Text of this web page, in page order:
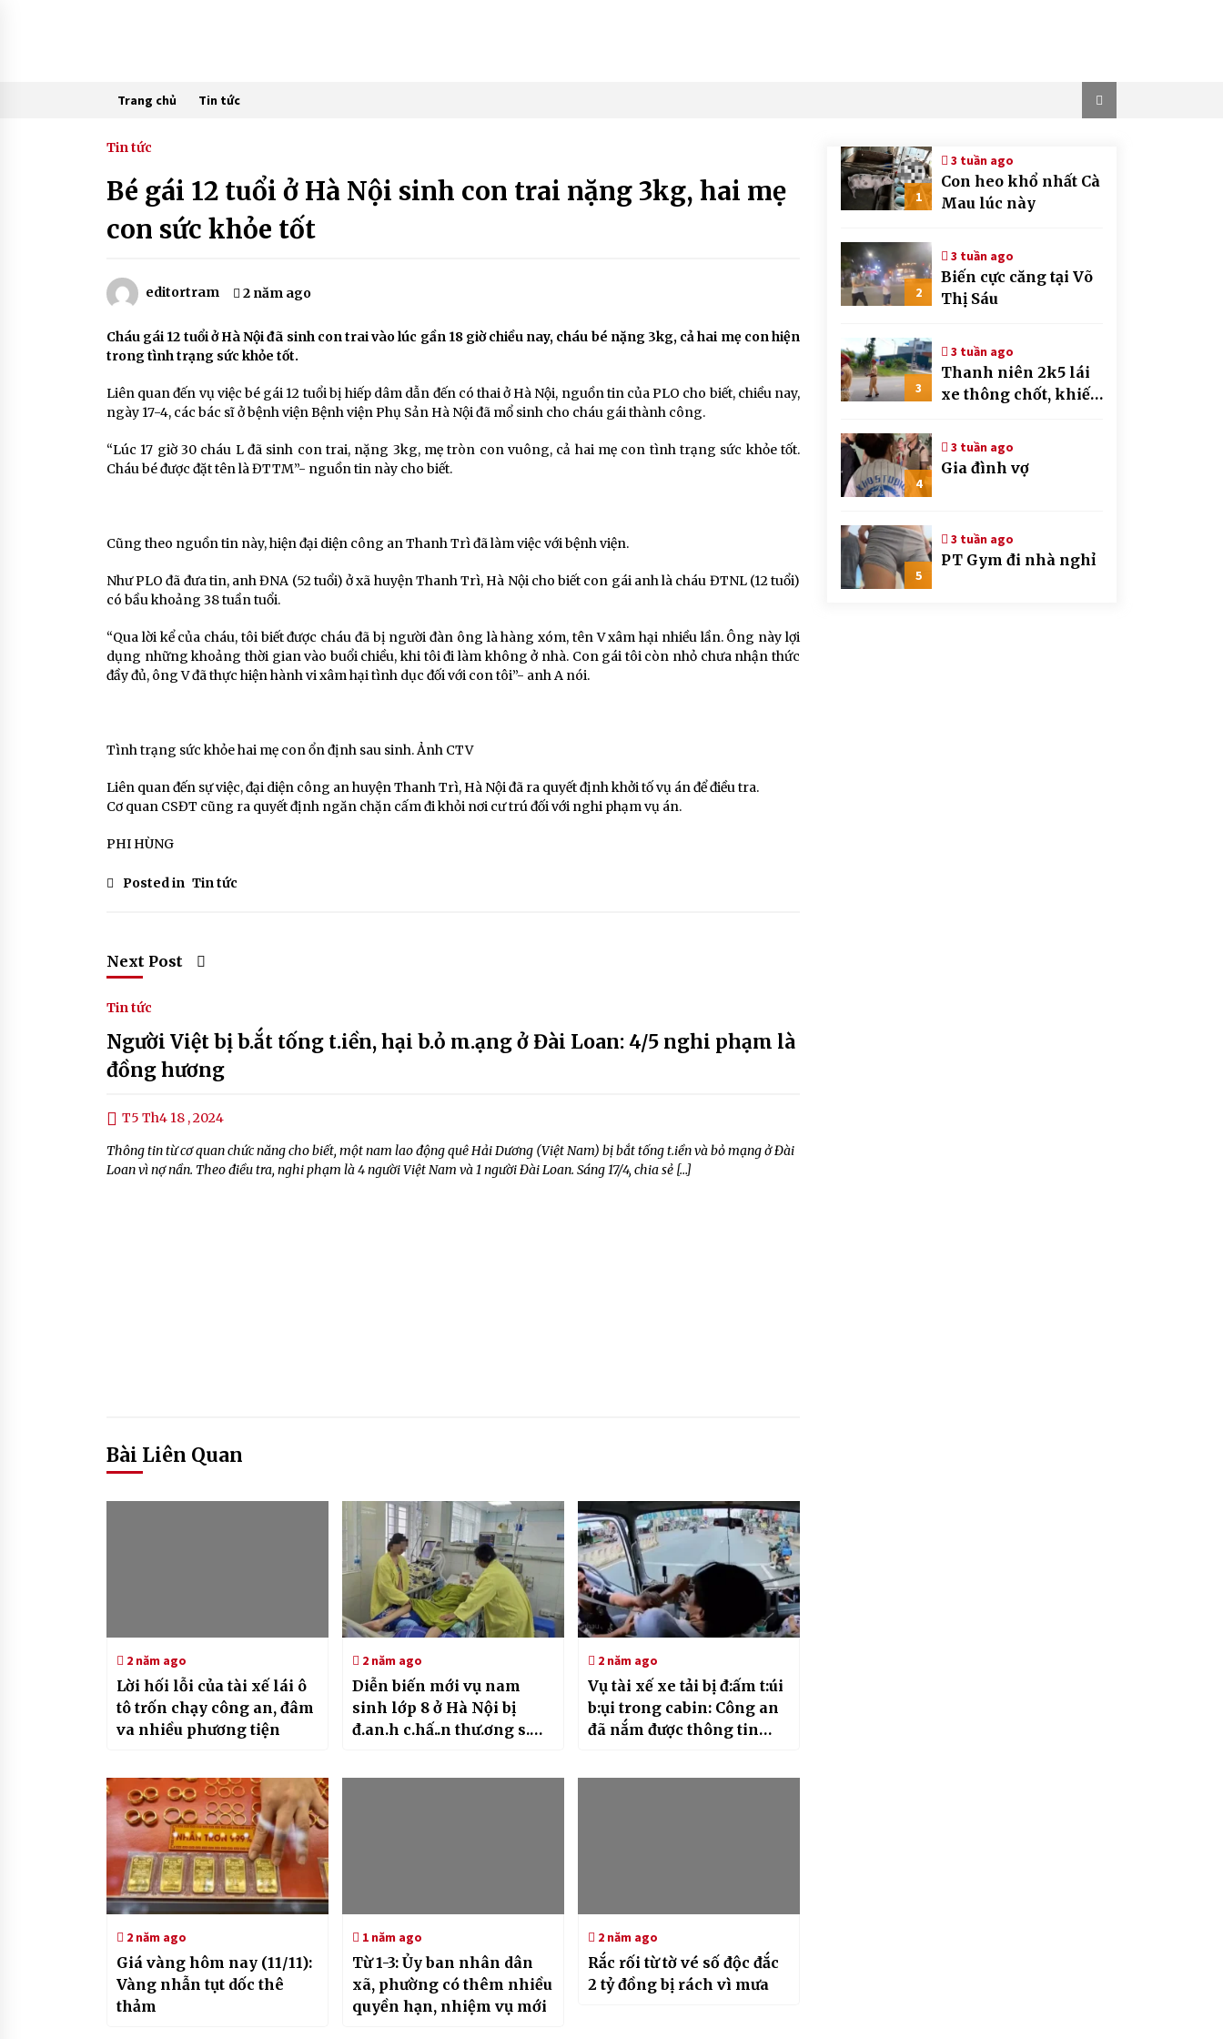
Trang chủ Tin tức
Tin tức
Bé gái 12 tuổi ở Hà Nội sinh con trai nặng 3kg, hai mẹ
con sức khỏe tốt
editortram 2 năm ago
Cháu gái 12 tuổi ở Hà Nội đã sinh con trai vào lúc gần 18 giờ chiều nay, cháu bé nặng 3kg, cả hai mẹ con hiện
trong tình trạng sức khỏe tốt.
Liên quan đến vụ việc bé gái 12 tuổi bị hiếp dâm dẫn đến có thai ở Hà Nội, nguồn tin của PLO cho biết, chiều nay,
ngày 17-4, các bác sĩ ở bệnh viện Bệnh viện Phụ Sản Hà Nội đã mổ sinh cho cháu gái thành công.
“Lúc 17 giờ 30 cháu L đã sinh con trai, nặng 3kg, mẹ tròn con vuông, cả hai mẹ con tình trạng sức khỏe tốt.
Cháu bé được đặt tên là ĐTTM”- nguồn tin này cho biết.
Cũng theo nguồn tin này, hiện đại diện công an Thanh Trì đã làm việc với bệnh viện.
Như PLO đã đưa tin, anh ĐNA (52 tuổi) ở xã huyện Thanh Trì, Hà Nội cho biết con gái anh là cháu ĐTNL (12 tuổi)
có bầu khoảng 38 tuần tuổi.
“Qua lời kể của cháu, tôi biết được cháu đã bị người đàn ông là hàng xóm, tên V xâm hại nhiều lần. Ông này lợi
dụng những khoảng thời gian vào buổi chiều, khi tôi đi làm không ở nhà. Con gái tôi còn nhỏ chưa nhận thức
đầy đủ, ông V đã thực hiện hành vi xâm hại tình dục đối với con tôi”- anh A nói.
Tình trạng sức khỏe hai mẹ con ổn định sau sinh. Ảnh CTV
Liên quan đến sự việc, đại diện công an huyện Thanh Trì, Hà Nội đã ra quyết định khởi tố vụ án để điều tra.
Cơ quan CSĐT cũng ra quyết định ngăn chặn cấm đi khỏi nơi cư trú đối với nghi phạm vụ án.
PHI HÙNG
Posted in Tin tức
Next Post
Tin tức
Người Việt bị b.ắt tống t.iền, hại b.ỏ m.ạng ở Đài Loan: 4/5 nghi phạm là
đồng hương
T5 Th4 18 , 2024
Thông tin từ cơ quan chức năng cho biết, một nam lao động quê Hải Dương (Việt Nam) bị bắt tống t.iền và bỏ mạng ở Đài
Loan vì nợ nần. Theo điều tra, nghi phạm là 4 người Việt Nam và 1 người Đài Loan. Sáng 17/4, chia sẻ […]
Bài Liên Quan
2 năm ago
Lời hối lỗi của tài xế lái ô
tô trốn chạy công an, đâm
va nhiều phương tiện
2 năm ago
Diễn biến mới vụ nam
sinh lớp 8 ở Hà Nội bị
đ.an.h c.hấ..n thư.ơng s.
2 năm ago
Vụ tài xế xe tải bị đ:ấm t:úi
b:ụi trong cabin: Công an
đã nắm được thông tin
2 năm ago
Giá vàng hôm nay (11/11):
Vàng nhẫn tụt dốc thê
thảm
1 năm ago
Từ 1-3: Ủy ban nhân dân
xã, phường có thêm nhiều
quyền hạn, nhiệm vụ mới
2 năm ago
Rắc rối từ tờ vé số độc đắc
2 tỷ đồng bị rách vì mưa
1
3 tuần ago
Con heo khổ nhất Cà
Mau lúc này
2
3 tuần ago
Biến cực căng tại Võ
Thị Sáu
3
3 tuần ago
Thanh niên 2k5 lái
xe thông chốt, khiến
mấy giây
4
3 tuần ago
Gia đình vợ
5
3 tuần ago
PT Gym đi nhà nghỉ